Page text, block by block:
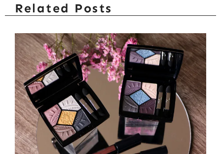
Related Posts